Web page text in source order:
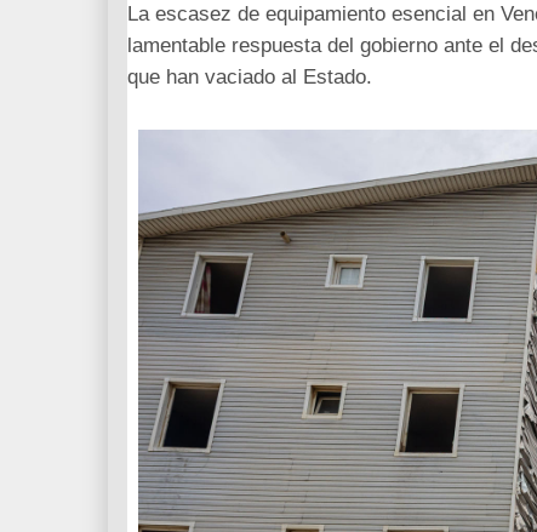
La escasez de equipamiento esencial en
lamentable respuesta del gobierno ante el
que han vaciado al Estado.